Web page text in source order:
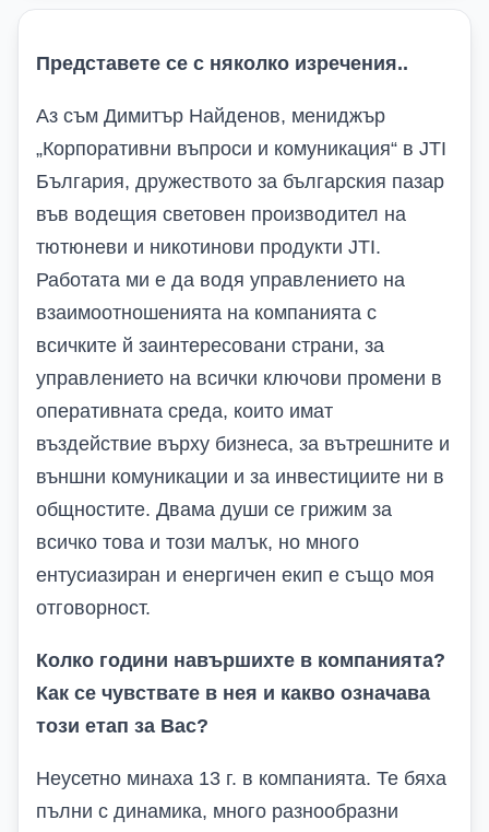
Представете се с няколко изречения..
Аз съм Димитър Найденов, мениджър
„Корпоративни въпроси и комуникация“ в JTI
България, дружеството за българския пазар
във водещия световен производител на
тютюневи и никотинови продукти JTI.
Работата ми е да водя управлението на
взаимоотношенията на компанията с
всичките й заинтересовани страни, за
управлението на всички ключови промени в
оперативната среда, които имат
въздействие върху бизнеса, за вътрешните и
външни комуникации и за инвестициите ни в
общностите. Двама души се грижим за
всичко това и този малък, но много
ентусиазиран и енергичен екип е също моя
отговорност.
Колко години навършихте в компанията?
Как се чувствате в нея и какво означава
този етап за Вас?
Неусетно минаха 13 г. в компанията. Те бяха
пълни с динамика, много разнообразни